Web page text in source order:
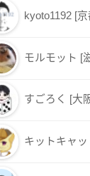
kyoto1192 [京
モルモット [
すごろく [大
キットキャッ